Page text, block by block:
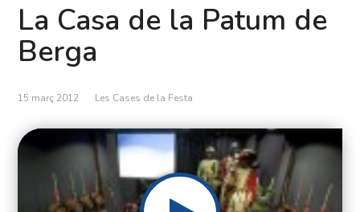
La Casa de la Patum de
Berga
15 març 2012 Les Cases de la Festa